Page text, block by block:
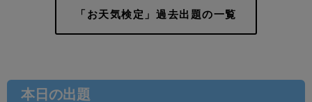
「お天気検定」過去出題の一覧
本日の出題